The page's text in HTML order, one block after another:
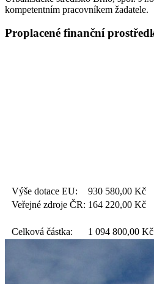
kompetentním pracovníkem žadatele.
Proplacené finanční
Výše dotace EU: 930 580,00 Kč
Veřejné zdroje ČR: 164 220,00 Kč
Celková částka: 1 094 800,00 Kč